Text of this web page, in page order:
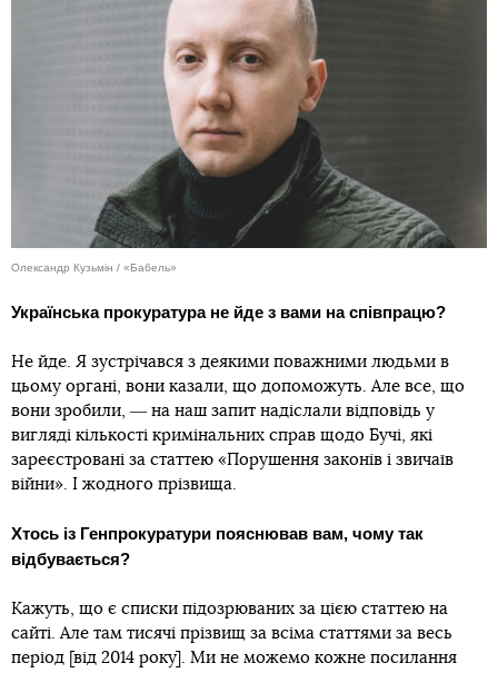
Олександр Кузьмін / «Бабель»
Українська прокуратура не йде з вами на співпрацю?
Не йде. Я зустрічався з деякими поважними людьми в
цьому органі, вони казали, що допоможуть. Але все, що
вони зробили, ― на наш запит надіслали відповідь у
вигляді кількості кримінальних справ щодо Бучі, які
зареєстровані за статтею «Порушення законів і звичаїв
війни». І жодного прізвища.
Хтось із Генпрокуратури пояснював вам, чому так
відбувається?
Кажуть, що є списки підозрюваних за цією статтею на
сайті. Але там тисячі прізвищ за всіма статтями за весь
період [від 2014 року]. Ми не можемо кожне посилання